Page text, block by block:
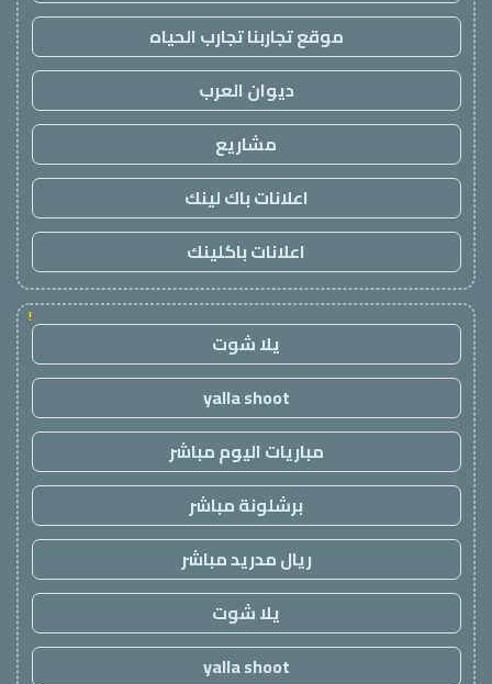
موقع تجاربنا تجارب الحياه
ديوان العرب
مشاريع
اعلانات باك لينك
اعلانات باكلينك
!
يلا شوت
yalla shoot
مباريات اليوم مباشر
برشلونة مباشر
ريال مدريد مباشر
يلا شوت
yalla shoot